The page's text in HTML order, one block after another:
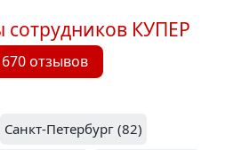
сотрудников КУПЕР
670 отзывов
Санкт-Петербург (82)